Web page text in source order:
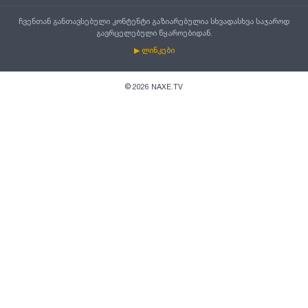
ჩვენთან განთავსებული კონტენტი გაზიარებულია სხვადასხვა საჯაროდ
გავრცელებული წყაროებიდან.
▶ ლინკები
© 2026 NAXE.TV